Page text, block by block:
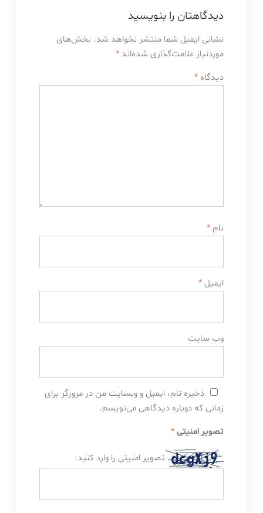
دیدگاهتان را بنویسید
نشانی ایمیل شما منتشر نخواهد شد. بخش‌های
موردنیاز علامت‌گذاری شده‌اند *
دیدگاه *
نام *
ایمیل *
وب‌ سایت
ذخیره نام، ایمیل و وبسایت من در مرورگر برای
زمانی که دوباره دیدگاهی می‌نویسم.
تصویر امنیتی*
تصویر امنیتی را وارد کنید: